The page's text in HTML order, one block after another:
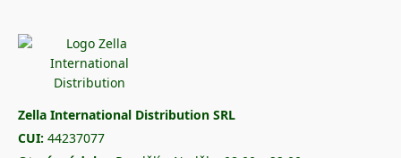
Zella International Distribution SRL
CUI: 44237077